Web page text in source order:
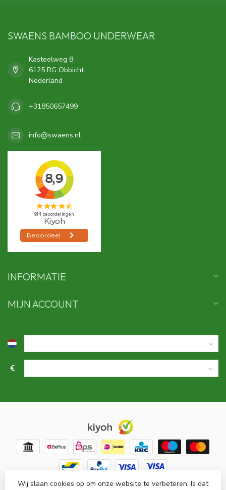
SWAENS BAMBOO UNDERWEAR
Kasteelweg 8
6125 RG Obbicht
Nederland
+31850657499
info@swaens.nl
INFORMATIE
MIJN ACCOUNT
€
© Copyright 2026 Swaens bamboo underwear- Powered by
Wij slaan cookies op om onze website te verbeteren. Is dat